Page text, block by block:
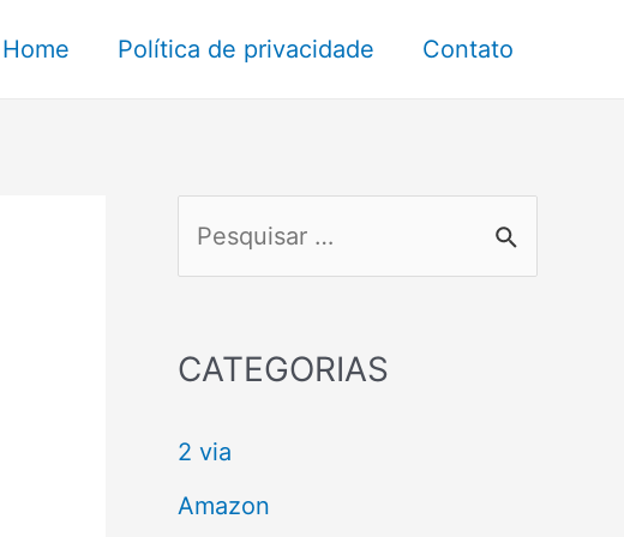
Home Política de privacidade Contato
q
i
s
CATEGORIAS
2 via
Amazon